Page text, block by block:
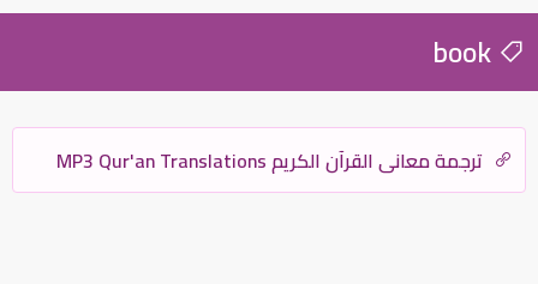
ترجمة معاني القرآن الكريم MP3 Qur'an Translations